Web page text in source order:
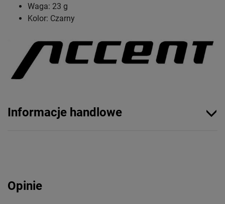
Waga: 23 g
Kolor: Czarny
Informacje handlowe
Opinie